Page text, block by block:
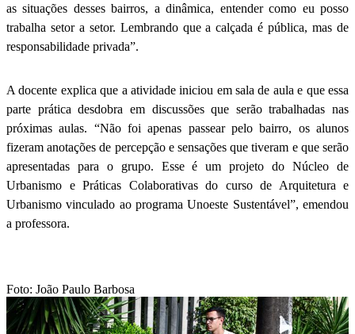
as situações desses bairros, a dinâmica, entender como eu posso
trabalha setor a setor. Lembrando que a calçada é pública, mas de
responsabilidade privada”.
A docente explica que a atividade iniciou em sala de aula e que essa
parte prática desdobra em discussões que serão trabalhadas nas
próximas aulas. “Não foi apenas passear pelo bairro, os alunos
fizeram anotações de percepção e sensações que tiveram e que serão
apresentadas para o grupo. Esse é um projeto do Núcleo de
Urbanismo e Práticas Colaborativas do curso de Arquitetura e
Urbanismo vinculado ao programa Unoeste Sustentável”, emendou
a professora.
Foto: João Paulo Barbosa